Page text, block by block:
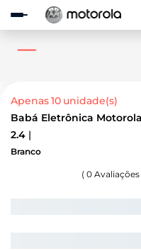
Observação:
este
site
acessibilidade.
Apenas10 unidade(s)
Babá Eletrônica
2.4
Branco
( 0 Avaliações